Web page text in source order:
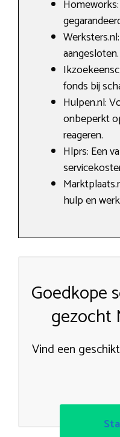
aangesloten.
fonds bij
Hulpen.nl:
onbeperkt
reageren.
Hlprs: Een
hulp en
Goedkope
gezocht
Vind een